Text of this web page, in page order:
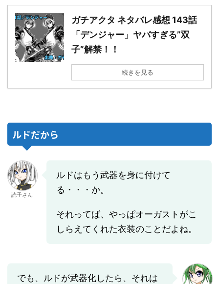
ガチアクタ ネタバレ感想 143話
「デンジャー」ヤバすぎる”双
子”解禁！！
続きを見る
ルドだから
読子さん
ルドはもう武器を身に付けて
る・・・か。
それってば、やっぱオーガストがこ
しらえてくれた衣装のことだよね。
でも、ルドが武器化したら、それは